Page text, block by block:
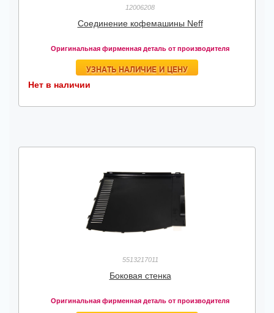
12006208
Соединение кофемашины Neff
Оригинальная фирменная деталь от производителя
УЗНАТЬ НАЛИЧИЕ И ЦЕНУ
Нет в наличии
5513217011
Боковая стенка
Оригинальная фирменная деталь от производителя